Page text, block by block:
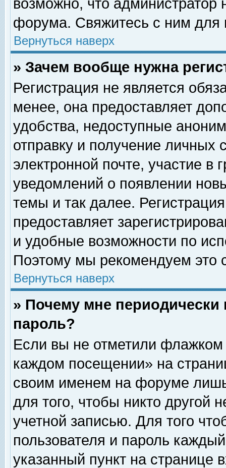
возможно, что
форума. Свяжитесь с ним для
Вернуться наверх
» Зачем вообще нужна
Регистрация не является
менее, она предоставляет
удобства, недоступные
отправку и получение личных
электронной почте, участие в
уведомлений о появлении
темы и так далее.
предоставляет
и удобные возможности по
Поэтому мы рекомендуем это
Вернуться наверх
» Почему мне
пароль?
Если вы не отметили флажком
каждом посещении» на
своим именем на форуме
для того, чтобы никто другой
учетной записью. Для того
пользователя и пароль
указанный пункт на